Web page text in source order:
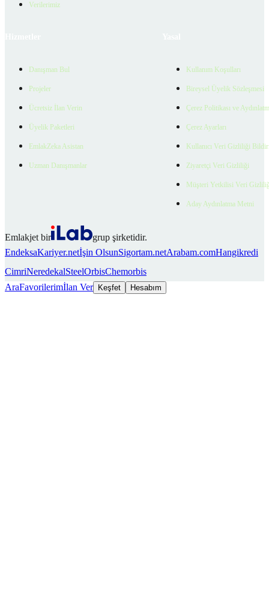
Verilerimiz
Danışman Bul
Projeler
Ücretsiz İlan Verin
Üyelik Paketleri
EmlakZeka Asistan
Uzman Danışmanlar
Kullanım Koşulları
Bireysel Üyelik Sözleşmesi
Çerez Politikası ve
Çerez Ayarları
Kullanıcı Veri Gizliliği
Ziyaretçi Veri Gizliliği
Müşteri Yetkilisi Veri
Aday Aydınlatma Metni
Emlakjet bir
grup şirketidir.
EndeksaKariyer.netİşin OlsunSigortam.netArabam.comHangikredi
CimriNeredekalSteelOrbisChemorbis
AraFavorilerimİlan Ver Keşfet Hesabım